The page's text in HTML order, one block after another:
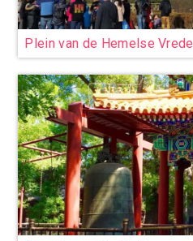
Plein van de Hemelse Vrede